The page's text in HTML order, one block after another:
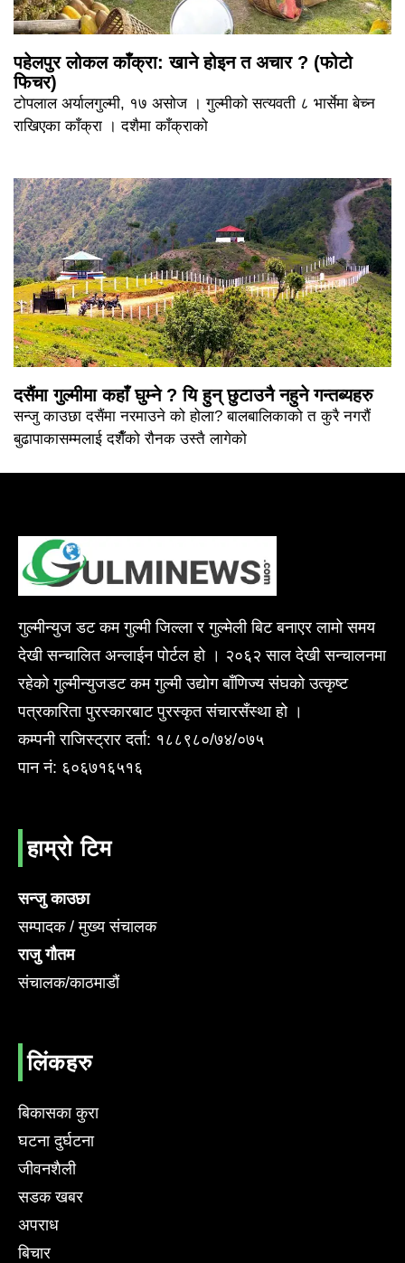
पहेलपुर लोकल काँक्रा: खाने होइन त अचार ? (फोटो
फिचर)
टोपलाल अर्यालगुल्मी, १७ असोज । गुल्मीको सत्यवती ८ भार्सेमा बेच्न
राखिएका काँक्रा । दशैमा काँक्राको
दसैंमा गुल्मीमा कहाँ घुम्ने ? यि हुन् छुटाउनै नहुने गन्तब्यहरु
सन्जु काउछा दसैंमा नरमाउने को होला? बालबालिकाको त कुरै नगरौं
बुढापाकासम्मलाई दशैँको रौनक उस्तै लागेको
गुल्मीन्युज डट कम गुल्मी जिल्ला र गुल्मेली बिट बनाएर लामो समय
देखी सन्चालित अन्लाईन पोर्टल हो । २०६२ साल देखी सन्चालनमा
रहेको गुल्मीन्युजडट कम गुल्मी उद्योग बाँणिज्य संघको उत्कृष्ट
पत्रकारिता पुरस्कारबाट पुरस्कृत संचारसँस्था हो ।
कम्पनी राजिस्ट्रार दर्ता: १८८९८०/७४/०७५
पान नं: ६०६७१६५१६
हाम्रो टिम
सन्जु काउछा
सम्पादक / मुख्य संचालक
राजु गौतम
संचालक/काठमाडौं
लिंकहरु
बिकासका कुरा
घटना दुर्घटना
जीवनशैली
सडक खबर
अपराध
बिचार